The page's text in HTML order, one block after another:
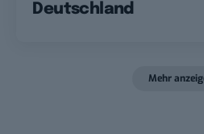
Deutschland
Mehr